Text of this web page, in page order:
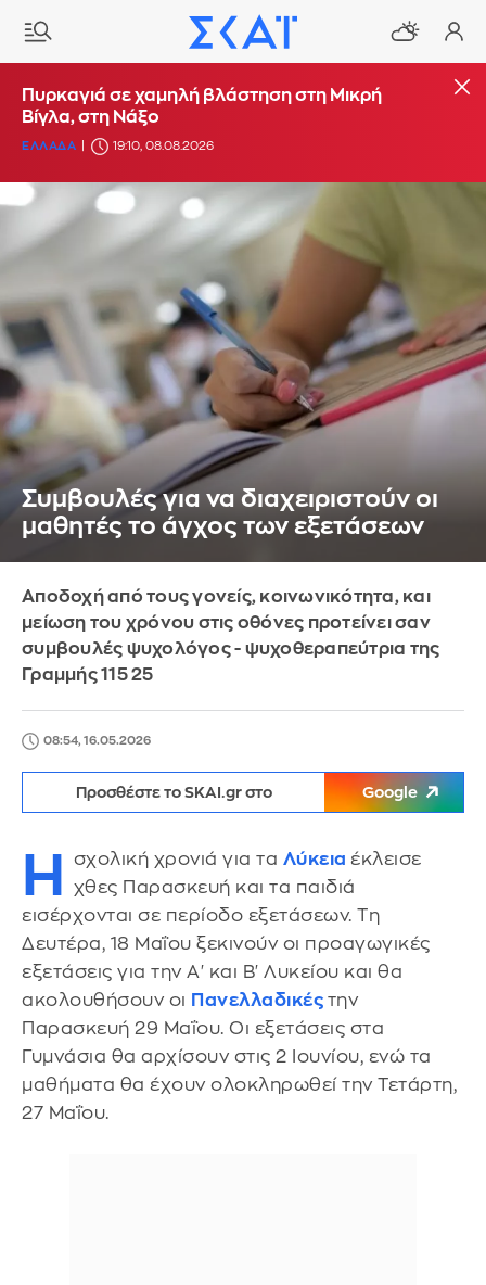
Πυρκαγιά σε χαμηλή βλάστηση στη Μικρή
Βίγλα, στη Νάξο
ΕΛΛΑΔΑ 19:10, 08.08.2026
Συμβουλές για να διαχειριστούν οι
μαθητές το άγχος των εξετάσεων
Αποδοχή από τους γονείς, κοινωνικότητα, και
μείωση του χρόνου στις οθόνες προτείνει σαν
συμβουλές ψυχολόγος - ψυχοθεραπεύτρια της
Γραμμής 115 25
08:54, 16.05.2026
Προσθέστε το SKAI.gr στο Google
Η σχολική χρονιά για τα Λύκεια έκλεισε
χθες Παρασκευή και τα παιδιά
εισέρχονται σε περίοδο εξετάσεων. Τη
Δευτέρα, 18 Μαΐου ξεκινούν οι προαγωγικές
εξετάσεις για την Α' και Β' Λυκείου και θα
ακολουθήσουν οι Πανελλαδικές την
Παρασκευή 29 Μαΐου. Οι εξετάσεις στα
Γυμνάσια θα αρχίσουν στις 2 Ιουνίου, ενώ τα
μαθήματα θα έχουν ολοκληρωθεί την Τετάρτη,
27 Μαΐου.